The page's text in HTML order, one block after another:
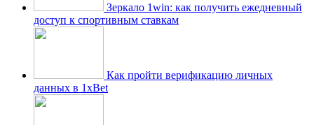
Зеркало 1win: как получить ежедневный
доступ к спортивным ставкам
Как пройти верификацию личных
данных в 1xBet